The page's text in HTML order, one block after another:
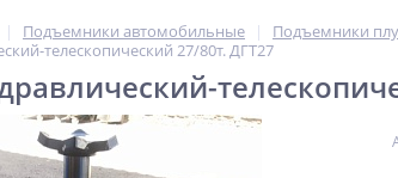
Подъемники автомобильные
Подъемники
телескопический 27/80т. ДГТ27